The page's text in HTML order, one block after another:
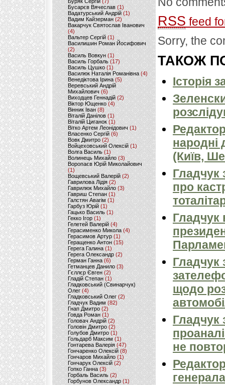
Бусарєв Вячеслав (1)
Вадатурський Андрій (1)
Вадим Кайзерман (2)
Вакарчук Святослав Іванович
(4)
Вальтер Сергій (1)
Василишин Роман Йосифович
(2)
Василь Вовкун (1)
Василь Горбаль (17)
Василь Цушко (1)
Василюк Наталія Романівна (4)
Венедіктова Ірина(5)
Веревський Андрій
Михайлович (6)
Виходцев Геннадій (2)
Віктор Ющенко (4)
Вінник Іван (8)
Віталій Данілов (1)
Віталій Циганок (1)
Вітко Артем Леонідович(1)
Власенко Сергій (6)
Вовк Дмитро(2)
Войцеховський Олексій(1)
Волга Василь (1)
Волинець Михайло (3)
Воропаєв Юрій Миколайович
(1)
Вощевський Валерій(2)
Гаврилова Лідія (2)
Гаврилюк Михайло (3)
Гавриш Степан (1)
Галстян Авагім (1)
Гарбуз Юрій (1)
Гацько Василь (1)
Гекко Ігор(1)
Гелетей Валерій (4)
Герасименко Микола (4)
Герасимов Артур (1)
Геращенко Антон(15)
Герега Галина (1)
Герега Олександр (2)
Герман Ганна (6)
Гетманцев Данило (3)
Гєллєр Євген (2)
Гладій Степан(1)
Гладковський (Свинарчук)
Олег (4)
Гладковський Олег (2)
Гладчук Вадим (82)
Гнап Дмитро (2)
Говда Роман(1)
Головач Андрій (2)
Головін Дмитро (2)
Голубов Дмитро (1)
Гольдарб Максим(1)
Гонтарева Валерія (47)
Гончаренко Олексій(8)
Гончаров Михайло (1)
Гончарук Олексій (2)
Гопко Ганна (3)
Горбаль Василь (2)
Горбунов Олександр (1)
RSS feed
Sorry, the
ТАКОЖ
Історія
народні
(Київ,
Гладчук
про
Гладчук
Гладчук
щодо
Гладчук
не